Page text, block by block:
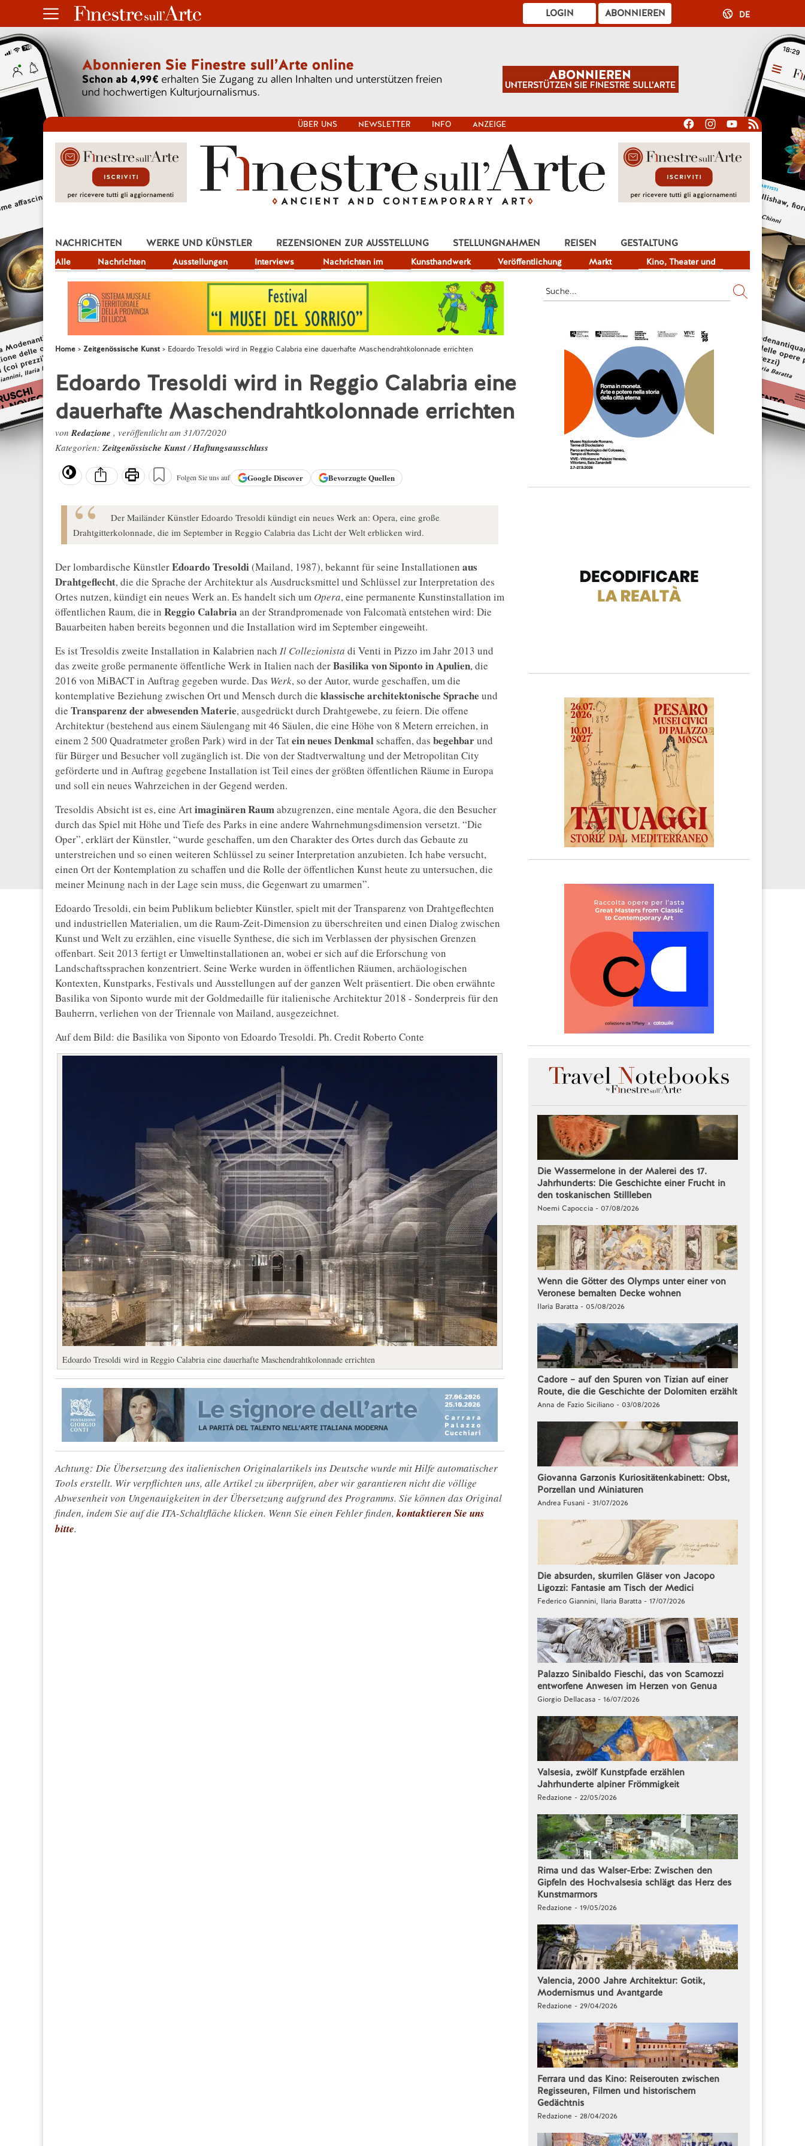
ABONNIEREN
LOGIN DE
ÜBER UNS NEWSLETTER INFO ANZEIGE
NACHRICHTEN
Alle Nachrichten Ausstellungen Interviews
Nachrichten im
Fokus
Kunsthandwerk Veröffentlichung Markt
Kino, Theater und
Fernsehen
WERKE UND KÜNSTLER REZENSIONEN ZUR AUSSTELLUNG STELLUNGNAHMEN REISEN
GESTALTUNG
JOB
Home Zeitgenössische Kunst Edoardo Tresoldi wird in Reggio Calabria eine dauerhafte Maschendrahtkolonnade errichten
Edoardo Tresoldi wird in Reggio Calabria eine
dauerhafte Maschendrahtkolonnade errichten
vonRedazione , veröffentlicht am 31/07/2020
Kategorien: Zeitgenössische Kunst/Haftungsausschluss
Folgen Sie uns auf GoogleDiscover Bevorzugte Quellen
Der Mailänder Künstler Edoardo Tresoldi kündigt ein neues Werk an: Opera, eine große
Drahtgitterkolonnade, die im September in Reggio Calabria das Licht der Welt erblicken wird.
Der lombardische KünstlerEdoardo Tresoldi(Mailand, 1987), bekannt für seine Installationen aus
Drahtgeflecht, die die Sprache der Architektur als Ausdrucksmittel und Schlüssel zur Interpretation des
Ortes nutzen, kündigt ein neues Werk an. Es handelt sich um Opera, eine permanente Kunstinstallation im
öffentlichen Raum, die in Reggio Calabria an der Strandpromenade von Falcomatà entstehen wird: Die
Bauarbeiten haben bereits begonnen und die Installation wird im September eingeweiht.
Es ist Tresoldis zweite Installation in Kalabrien nach Il Collezionista di Venti in Pizzo im Jahr 2013 und
das zweite große permanente öffentliche Werk in Italien nach derBasilika von Siponto in Apulien, die
2016 von MiBACT in Auftrag gegeben wurde. Das Werk, so der Autor, wurde geschaffen, um die
kontemplative Beziehung zwischen Ort und Mensch durch die klassische architektonische Sprache und
die Transparenz der abwesenden Materie, ausgedrückt durch Drahtgewebe, zu feiern. Die offene
Architektur (bestehend aus einem Säulengang mit 46 Säulen, die eine Höhe von 8 Metern erreichen, in
einem 2 500 Quadratmeter großen Park) wird in der Tatein neues Denkmal schaffen, das begehbarund
für Bürger und Besucher voll zugänglich ist. Die von der Stadtverwaltung und der Metropolitan City
geförderte und in Auftrag gegebene Installation ist Teil eines der größten öffentlichen Räume in Europa
und soll ein neues Wahrzeichen in der Gegend werden.
Tresoldis Absicht ist es, eine Artimaginären Raumabzugrenzen, eine mentale Agora, die den Besucher
durch das Spiel mit Höhe und Tiefe des Parks in eine andere Wahrnehmungsdimension versetzt. “Die
Oper”, erklärt der Künstler, “wurde geschaffen, um den Charakter des Ortes durch das Gebaute zu
unterstreichen und so einen weiteren Schlüssel zu seiner Interpretation anzubieten. Ich habe versucht,
einen Ort der Kontemplation zu schaffen und die Rolle der öffentlichen Kunst heute zu untersuchen, die
meiner Meinung nach in der Lage sein muss, die Gegenwart zu umarmen”.
Edoardo Tresoldi, ein beim Publikum beliebter Künstler, spielt mit der Transparenz von Drahtgeflechten
und industriellen Materialien, um die Raum-Zeit-Dimension zu überschreiten und einen Dialog zwischen
Kunst und Welt zu erzählen, eine visuelle Synthese, die sich im Verblassen der physischen Grenzen
offenbart. Seit 2013 fertigt er Umweltinstallationen an, wobei er sich auf die Erforschung von
Landschaftssprachen konzentriert. Seine Werke wurden in öffentlichen Räumen, archäologischen
Kontexten, Kunstparks, Festivals und Ausstellungen auf der ganzen Welt präsentiert. Die oben erwähnte
Basilika von Siponto wurde mit der Goldmedaille für italienische Architektur 2018 - Sonderpreis für den
Bauherrn, verliehen von der Triennale von Mailand, ausgezeichnet.
Auf dem Bild: die Basilika von Siponto von Edoardo Tresoldi. Ph. Credit Roberto Conte
Edoardo Tresoldi wird in Reggio Calabria eine dauerhafte Maschendrahtkolonnade errichten
Achtung: Die Übersetzung des italienischen Originalartikels ins Deutsche wurde mit Hilfe automatischer
Tools erstellt. Wir verpflichten uns, alle Artikel zu überprüfen, aber wir garantieren nicht die völlige
Abwesenheit von Ungenauigkeiten in der Übersetzung aufgrund des Programms. Sie können das Original
finden, indem Sie auf die ITA-Schaltfläche klicken. Wenn Sie einen Fehler finden,kontaktieren Sie uns
bitte.
Die Wassermelone in der Malerei des 17.
Jahrhunderts: Die Geschichte einer Frucht in
den toskanischen Stillleben
Noemi Capoccia - 07/08/2026
Wenn die Götter des Olymps unter einer von
Veronese bemalten Decke wohnen
Ilaria Baratta - 05/08/2026
Cadore – auf den Spuren von Tizian auf einer
Route, die die Geschichte der Dolomiten erzählt
Anna de Fazio Siciliano - 03/08/2026
Giovanna Garzonis Kuriositätenkabinett: Obst,
Porzellan und Miniaturen
Andrea Fusani - 31/07/2026
Die absurden, skurrilen Gläser von Jacopo
Ligozzi: Fantasie am Tisch der Medici
Federico Giannini, Ilaria Baratta - 17/07/2026
Palazzo Sinibaldo Fieschi, das von Scamozzi
entworfene Anwesen im Herzen von Genua
Giorgio Dellacasa - 16/07/2026
Valsesia, zwölf Kunstpfade erzählen
Jahrhunderte alpiner Frömmigkeit
Redazione - 22/05/2026
Rima und das Walser-Erbe: Zwischen den
Gipfeln des Hochvalsesia schlägt das Herz des
Kunstmarmors
Redazione - 19/05/2026
Valencia, 2000 Jahre Architektur: Gotik,
Modernismus und Avantgarde
Redazione - 29/04/2026
Ferrara und das Kino: Reiserouten zwischen
Regisseuren, Filmen und historischem
Gedächtnis
Redazione - 28/04/2026